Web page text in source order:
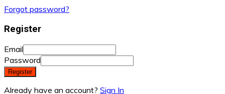
Forgot password?
Register
Email
Password
Register
Already have an account? Sign In